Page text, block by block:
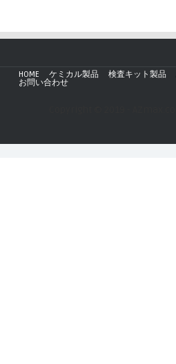
HOME ケミカル製品 検査キット製品
お問い合わせ